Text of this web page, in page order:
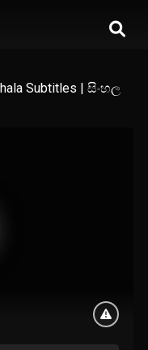
Subtitles | සිංහල